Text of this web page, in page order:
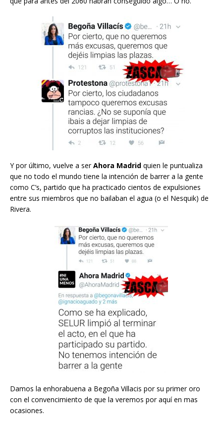
Y por último, vuelve a serAhora Madrid quien le puntualiza
que no todo el mundo tiene la intención de barrer a la gente
como C’s, partido que ha practicado cientos de expulsiones
entre sus miembros que no bailaban el agua (o el Nesquik) de
Rivera.
Damos la enhorabuena a Begoña Villacis por su primer oro
con el convencimiento de que la veremos por aquí en mas
ocasiones.